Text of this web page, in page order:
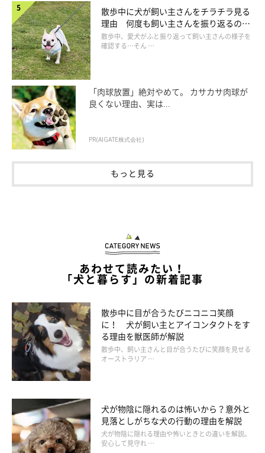
散歩中に犬が飼い主さんをチラチラ見る
理由 何度も飼い主さんを振り返るのは
なぜ？
散歩中、愛犬がふと振り返って飼い主さんの様子を
確認する…そん …
「肉球放置」絶対やめて。 カサカサ肉球が
良くない理由、実は...
PR(AIGATE株式会社)
もっと見る
あわせて読みたい！
「犬と暮らす」の新着記事
散歩中に目が合うたびニコニコ笑顔
に！ 犬が飼い主とアイコンタクトをす
る理由を獣医師が解説
散歩中、飼い主さんと目が合うたびに笑顔を見せる
オーストラリア …
犬が物陰に隠れるのは怖いから？意外と
見落としがちな犬の行動の理由を解説
犬が物陰に隠れる理由や怖いときとの違いを解説。
安心して見守れ …